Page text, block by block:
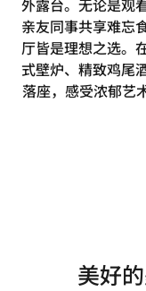
外露台。无论是观
亲友同事共享难忘
厅皆是理想之选。
式壁炉、精致鸡尾
落座，感受浓郁艺
美好